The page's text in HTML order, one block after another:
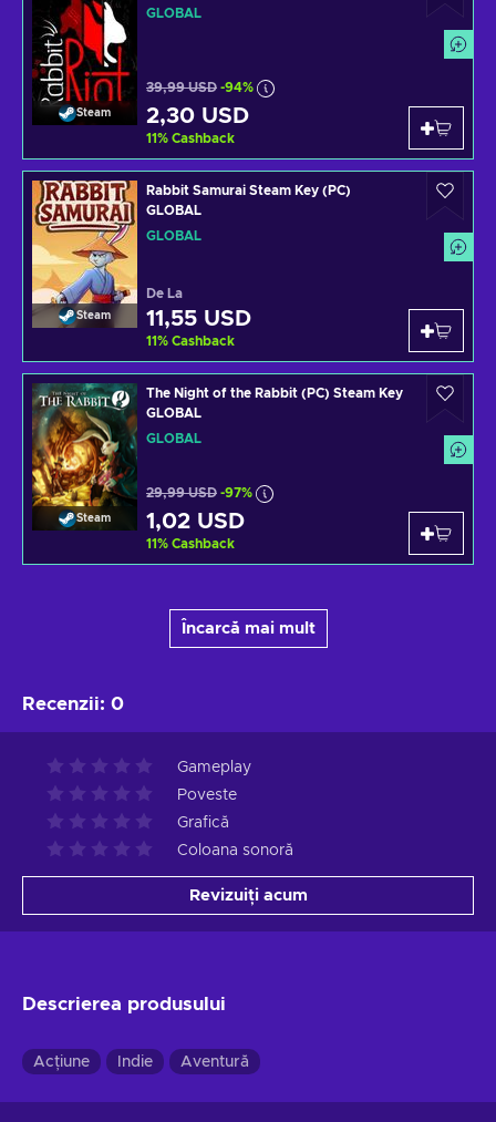
Steam
GLOBAL
39,99 USD -94%
2,30 USD
11% Cashback
Steam
Rabbit Samurai Steam Key (PC)
GLOBAL
GLOBAL
De La
11,55 USD
11% Cashback
Steam
The Night of the Rabbit (PC) Steam Key
GLOBAL
GLOBAL
29,99 USD -97%
1,02 USD
11% Cashback
Încarcă mai mult
Recenzii: 0
Gameplay
Poveste
Grafică
Coloana sonoră
Revizuiți acum
Descrierea produsului
Acțiune Indie Aventură